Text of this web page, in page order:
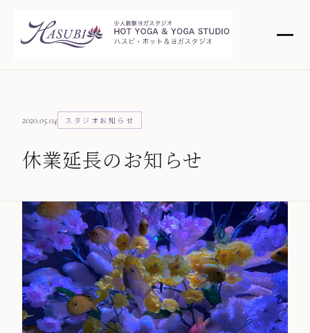
2020.05.04 スタジオお知らせ
休業延長のお知らせ